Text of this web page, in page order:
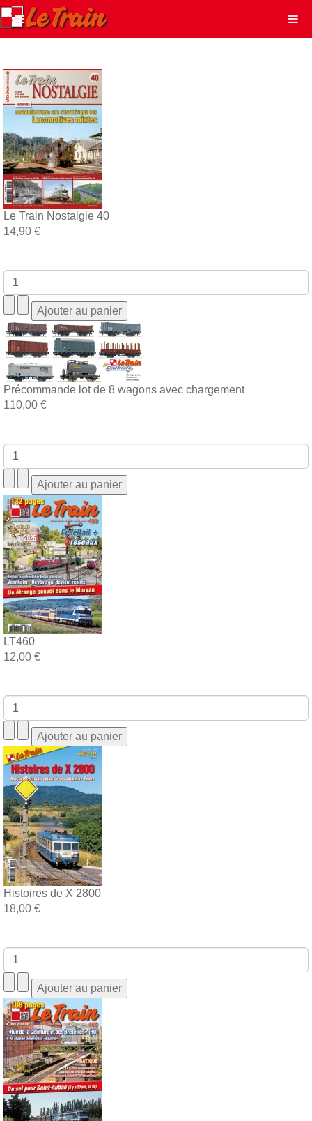
Le Train Nostalgie 40
14,90 €
Précommande lot de 8 wagons avec chargement
110,00 €
LT460
12,00 €
Histoires de X 2800
18,00 €